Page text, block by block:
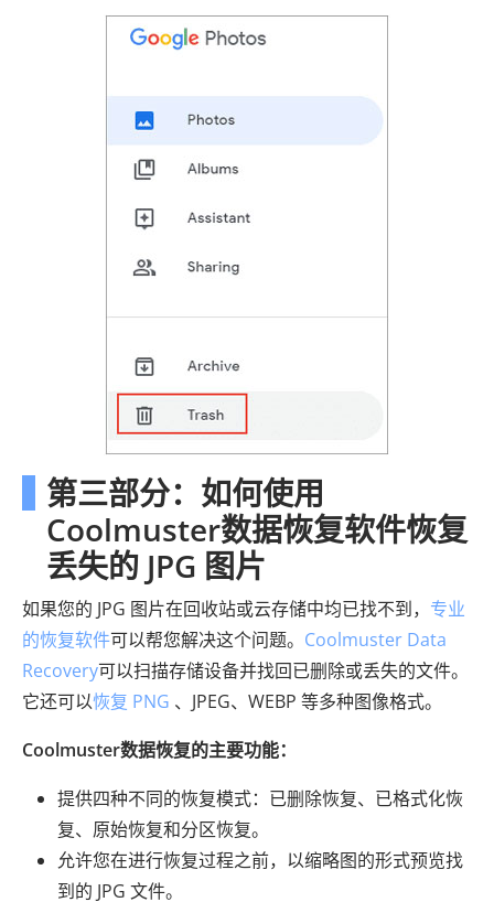
第三部分：如何使用
Coolmuster数据恢复软件恢复
丢失的 JPG 图片
如果您的 JPG 图片在回收站或云存储中均已找不到， 专业
的恢复软件可以帮您解决这个问题。 Coolmuster Data
Recovery可以扫描存储设备并找回已删除或丢失的文件。
它还可以恢复 PNG 、JPEG、WEBP 等多种图像格式。
Coolmuster数据恢复的主要功能：
提供四种不同的恢复模式：已删除恢复、已格式化恢
复、原始恢复和分区恢复。
允许您在进行恢复过程之前，以缩略图的形式预览找
到的 JPG 文件。